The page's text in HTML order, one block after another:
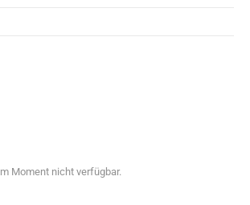
Moment nicht verfügbar.